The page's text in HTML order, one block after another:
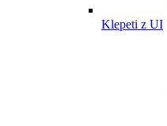
Klepeti z UI